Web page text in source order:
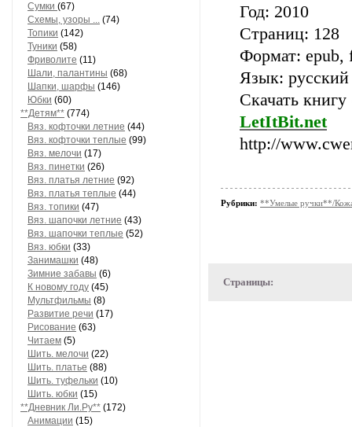
Сумки (67)
Схемы, узоры ... (74)
Топики (142)
Туники (58)
Фриволите (11)
Шали, палантины (68)
Шапки, шарфы (146)
Юбки (60)
**Детям** (774)
Вяз. кофточки летние (44)
Вяз. кофточки теплые (99)
Вяз. мелочи (17)
Вяз. пинетки (26)
Вяз. платья летние (92)
Вяз. платья теплые (44)
Вяз. топики (47)
Вяз. шапочки летние (43)
Вяз. шапочки теплые (52)
Вяз. юбки (33)
Занимашки (48)
Зимние забавы (6)
К новому году (45)
Мультфильмы (8)
Развитие речи (17)
Рисование (63)
Читаем (5)
Шить. мелочи (22)
Шить. платье (88)
Шить. туфельки (10)
Шить. юбки (15)
**Дневник Ли.Ру** (172)
Анимации (15)
Год: 2010
Страниц: 128
Формат: epub,
Язык: русский
Скачать
LetItBit.net
http://
Рубрики: **Умелые ручки**/
Страницы: